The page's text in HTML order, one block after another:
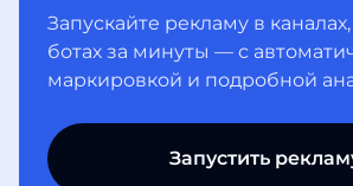
Запускайте рекламу в каналах,
ботах за минуты — с
маркировкой и подробной
Запустить